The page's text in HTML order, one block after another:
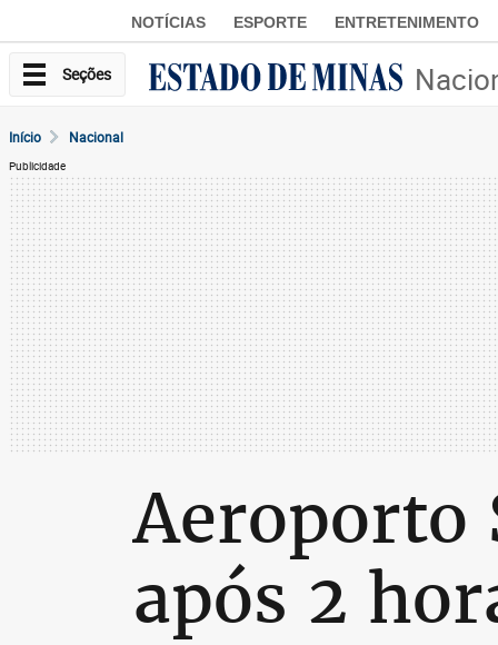
NOTÍCIAS ESPORTE ENTRETENIMENTO
Seções
Início Nacional
Publicidade
Aeroporto
após 2